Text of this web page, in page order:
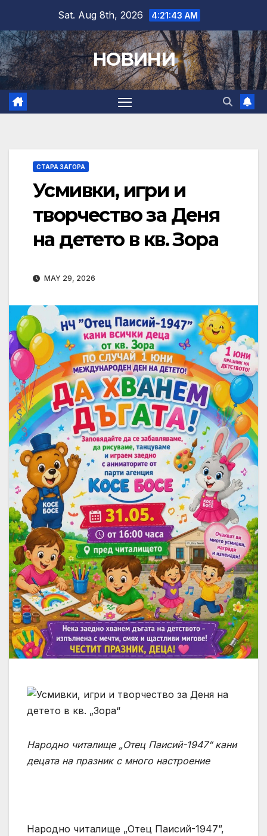
content
Sat. Aug 8th, 2026 4:21:44 AM
НОВИНИ
СТАРА ЗАГОРА
Усмивки, игри и
творчество за Деня
на детето в кв. Зора
MAY 29, 2026
Народно читалище „Отец Паисий-1947“ кани
децата на празник с много настроение
Народно читалище „Отец Паисий-1947”,